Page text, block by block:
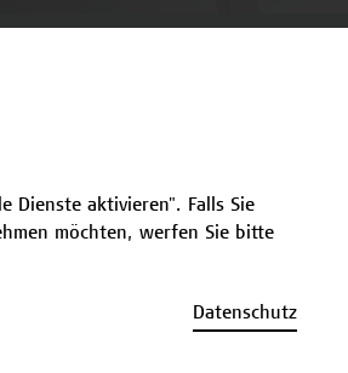
Termine und Anmeldung
Dienste aktivieren". Falls Sie
möchten, werfen Sie bitte
Datenschutz